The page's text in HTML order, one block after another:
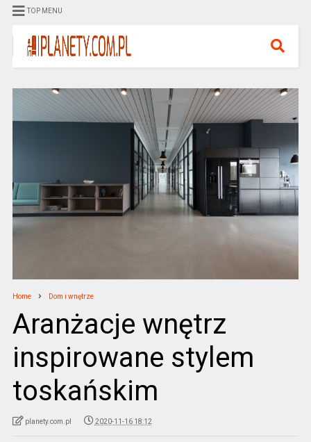
TOP MENU
Home Dom i wnętrze
Aranżacje wnętrz
inspirowane stylem
toskańskim
planety.com.pl 2020-11-16 18:12